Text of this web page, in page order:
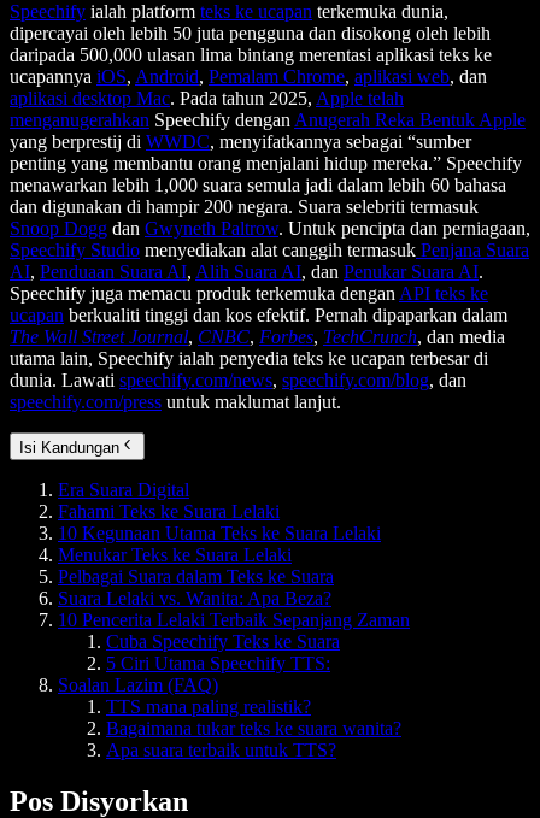
Speechify ialah platform teks ke ucapan terkemuka dunia,
dipercayai oleh lebih 50 juta pengguna dan disokong oleh lebih
daripada 500,000 ulasan lima bintang merentasi aplikasi teks ke
ucapannya iOS, Android, Pemalam Chrome, aplikasi web, dan
aplikasi desktop Mac. Pada tahun 2025, Apple telah
menganugerahkan Speechify dengan Anugerah Reka Bentuk Apple
yang berprestij di WWDC, menyifatkannya sebagai “sumber
penting yang membantu orang menjalani hidup mereka.” Speechify
menawarkan lebih 1,000 suara semula jadi dalam lebih 60 bahasa
dan digunakan di hampir 200 negara. Suara selebriti termasuk
Snoop Dogg dan Gwyneth Paltrow. Untuk pencipta dan perniagaan,
Speechify Studio menyediakan alat canggih termasuk Penjana Suara
AI, Penduaan Suara AI, Alih Suara AI, dan Penukar Suara AI.
Speechify juga memacu produk terkemuka dengan API teks ke
ucapan berkualiti tinggi dan kos efektif. Pernah dipaparkan dalam
The Wall Street Journal, CNBC, Forbes, TechCrunch, dan media
utama lain, Speechify ialah penyedia teks ke ucapan terbesar di
dunia. Lawati speechify.com/news, speechify.com/blog, dan
speechify.com/press untuk maklumat lanjut.
Isi Kandungan
Era Suara Digital
Fahami Teks ke Suara Lelaki
10 Kegunaan Utama Teks ke Suara Lelaki
Menukar Teks ke Suara Lelaki
Pelbagai Suara dalam Teks ke Suara
Suara Lelaki vs. Wanita: Apa Beza?
10 Pencerita Lelaki Terbaik Sepanjang Zaman
Cuba Speechify Teks ke Suara
5 Ciri Utama Speechify TTS:
Soalan Lazim (FAQ)
TTS mana paling realistik?
Bagaimana tukar teks ke suara wanita?
Apa suara terbaik untuk TTS?
Pos Disyorkan